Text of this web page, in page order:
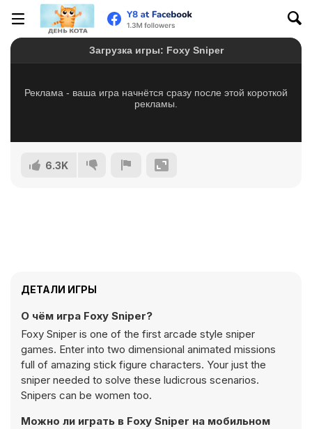
6.3K
ДЕТАЛИ ИГРЫ
О чём игра Foxy Sniper?
Foxy Sniper is one of the first arcade style sniper
games. Enter into two dimensional animated missions
full of amazing stick figure characters. Your just the
sniper needed to solve these ludicrous scenarios.
Snipers can be women too.
Можно ли играть в Foxy Sniper на мобильном